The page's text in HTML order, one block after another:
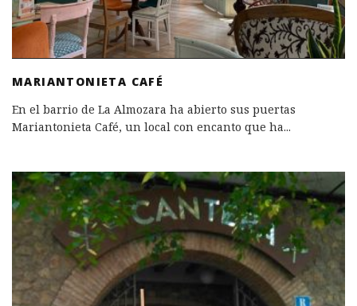
MARIANTONIETA CAFÉ
En el barrio de La Almozara ha abierto sus puertas
Mariantonieta Café, un local con encanto que ha...